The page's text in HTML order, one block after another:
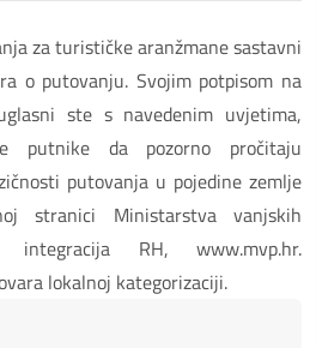
za turističke aranžmane sastavni
o putovanju. Svojim potpisom na
ste s navedenim uvjetima,
putnike da pozorno pročitaju
putovanja u pojedine zemlje
stranici Ministarstva vanjskih
RH, www.mvp.hr.
lokalnoj kategorizaciji.